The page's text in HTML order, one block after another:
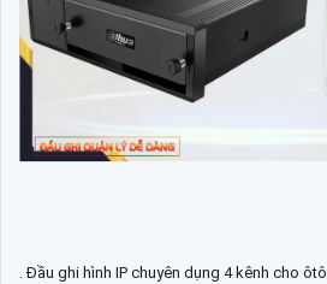
. Đầu ghi hình IP chuyên dụng 4 kênh cho ôtô